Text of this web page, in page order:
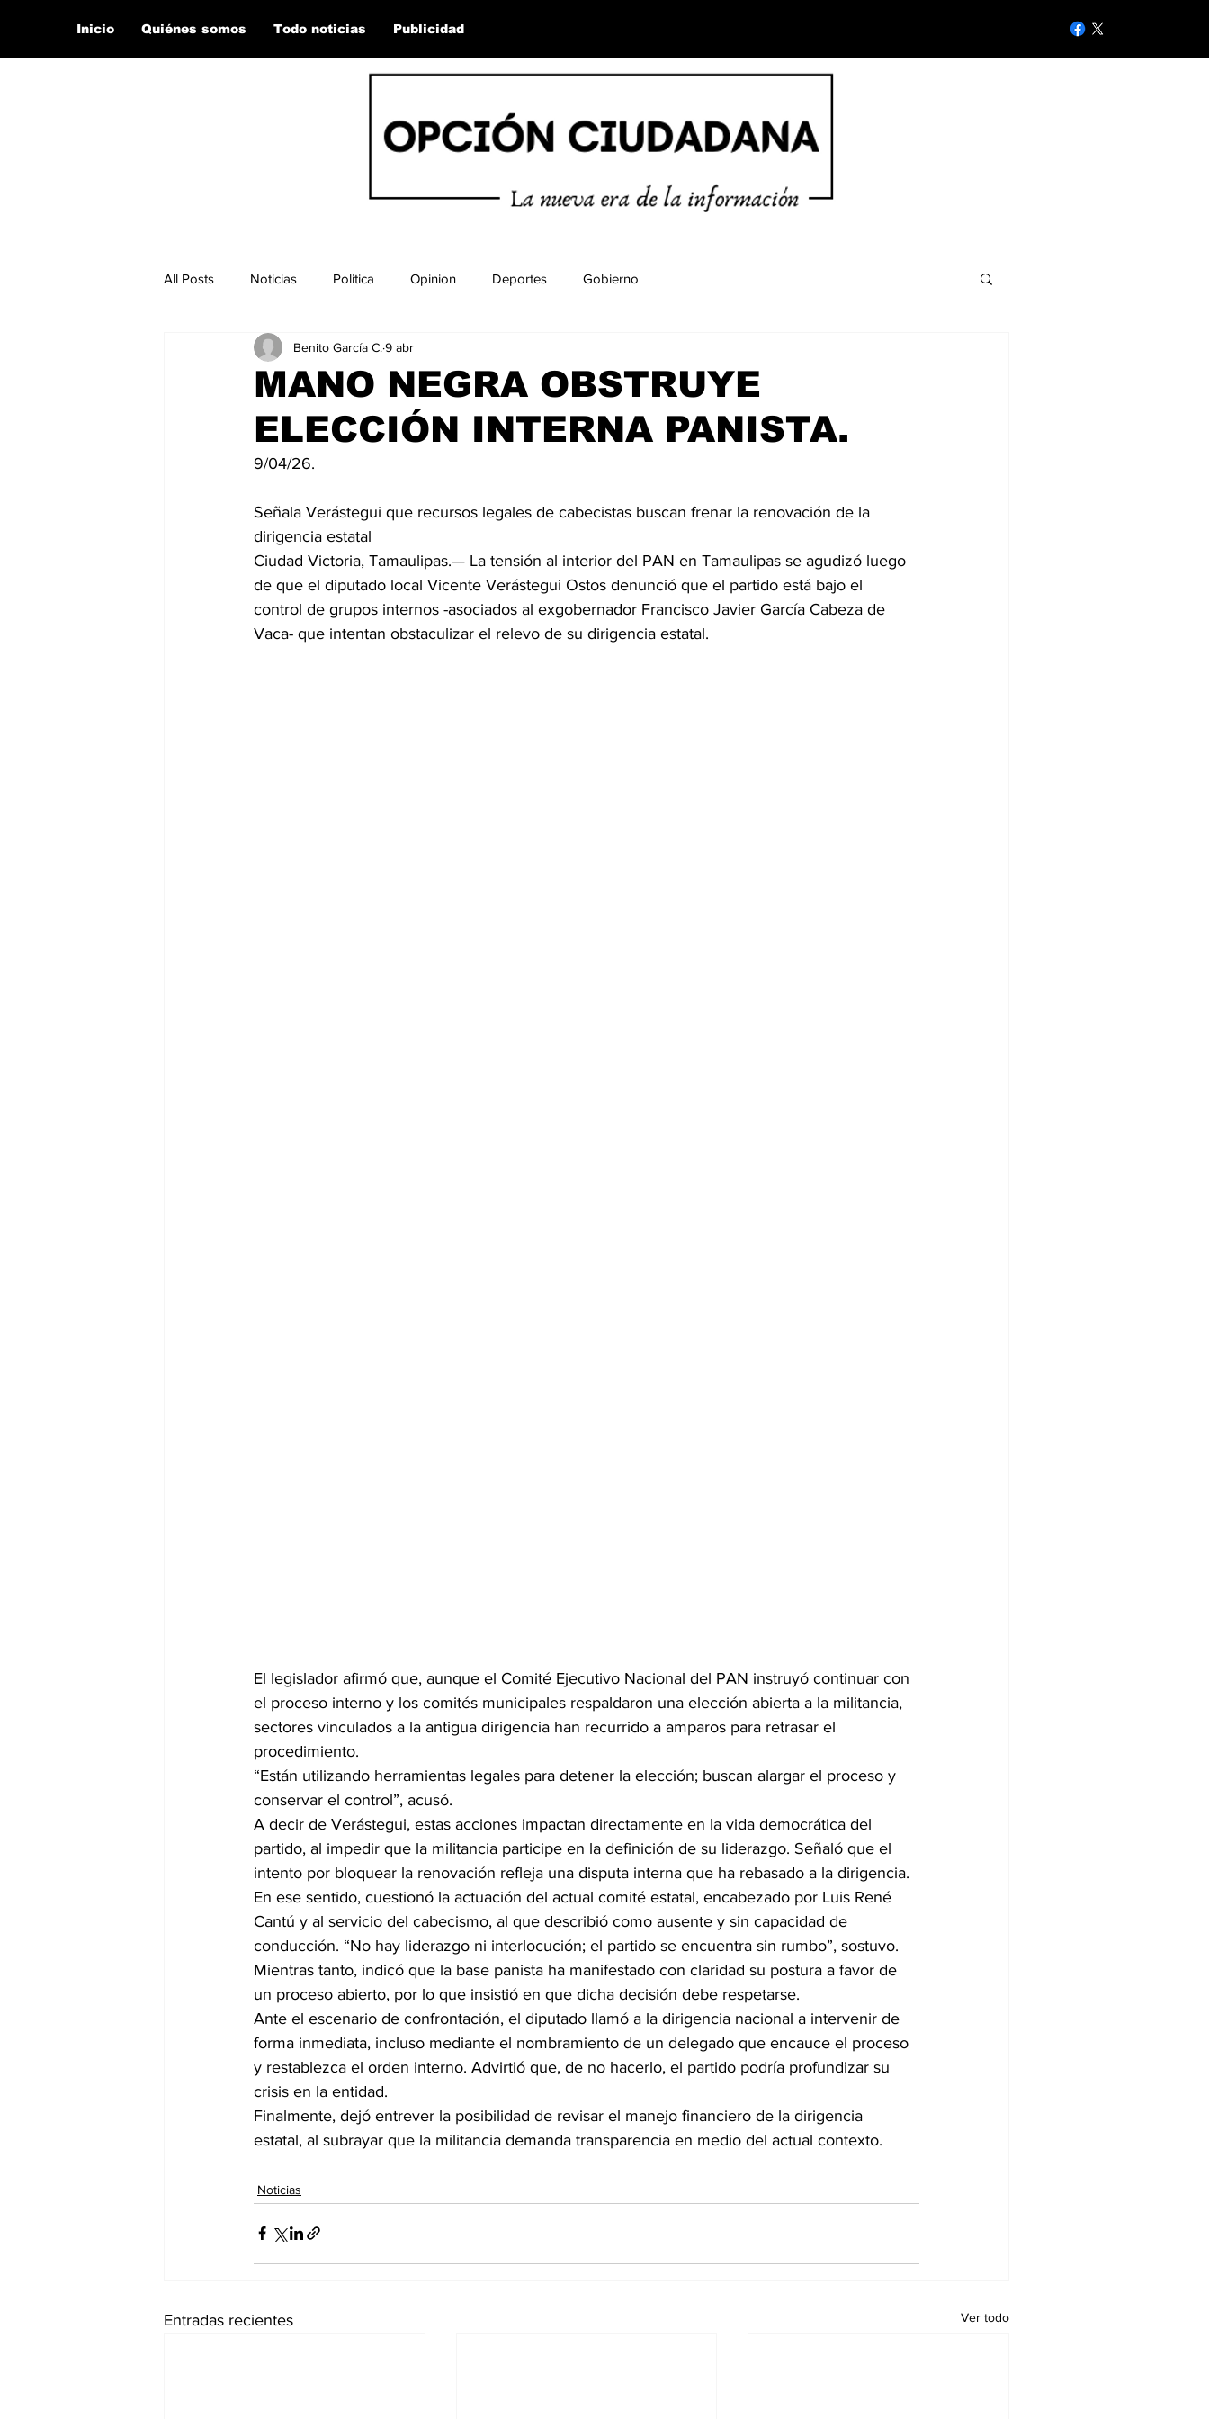
Inicio Quiénes somos Todo noticias Publicidad
All Posts Noticias Politica Opinion Deportes Gobierno
MANO NEGRA OBSTRUYE
ELECCIÓN INTERNA PANISTA.
Benito García C. 9 abr
9/04/26.
Señala Verástegui que recursos legales de cabecistas buscan frenar la renovación de la
dirigencia estatal
Ciudad Victoria, Tamaulipas.— La tensión al interior del PAN en Tamaulipas se agudizó luego
de que el diputado local Vicente Verástegui Ostos denunció que el partido está bajo el
control de grupos internos -asociados al exgobernador Francisco Javier García Cabeza de
Vaca- que intentan obstaculizar el relevo de su dirigencia estatal.
El legislador afirmó que, aunque el Comité Ejecutivo Nacional del PAN instruyó continuar con
el proceso interno y los comités municipales respaldaron una elección abierta a la militancia,
sectores vinculados a la antigua dirigencia han recurrido a amparos para retrasar el
procedimiento.
“Están utilizando herramientas legales para detener la elección; buscan alargar el proceso y
conservar el control”, acusó.
A decir de Verástegui, estas acciones impactan directamente en la vida democrática del
partido, al impedir que la militancia participe en la definición de su liderazgo. Señaló que el
intento por bloquear la renovación refleja una disputa interna que ha rebasado a la dirigencia.
En ese sentido, cuestionó la actuación del actual comité estatal, encabezado por Luis René
Cantú y al servicio del cabecismo, al que describió como ausente y sin capacidad de
conducción. “No hay liderazgo ni interlocución; el partido se encuentra sin rumbo”, sostuvo.
Mientras tanto, indicó que la base panista ha manifestado con claridad su postura a favor de
un proceso abierto, por lo que insistió en que dicha decisión debe respetarse.
Ante el escenario de confrontación, el diputado llamó a la dirigencia nacional a intervenir de
forma inmediata, incluso mediante el nombramiento de un delegado que encauce el proceso
y restablezca el orden interno. Advirtió que, de no hacerlo, el partido podría profundizar su
crisis en la entidad.
Finalmente, dejó entrever la posibilidad de revisar el manejo financiero de la dirigencia
estatal, al subrayar que la militancia demanda transparencia en medio del actual contexto.
Noticias
Entradas recientes Ver todo